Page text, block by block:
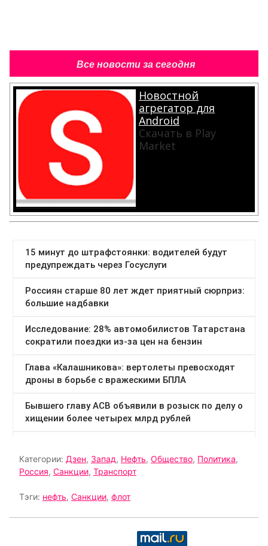
Все новости за сегодня
Новостной
агрегатор для
Android
Скачать в Play
Market
Категории: Дзен, Запад, Нефть, Общество, Политика,
Россия, Санкции, Транспорт
Тэги: нефть, Санкции, флот